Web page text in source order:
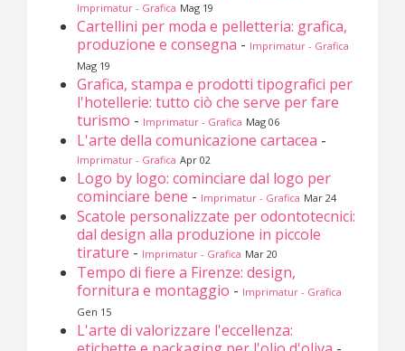
Imprimatur - Grafica Mag 19
Cartellini per moda e pelletteria: grafica,
produzione e consegna - Imprimatur - Grafica
Mag 19
Grafica, stampa e prodotti tipografici per
l'hotellerie: tutto ciò che serve per fare
turismo - Imprimatur - Grafica Mag 06
L'arte della comunicazione cartacea -
Imprimatur - Grafica Apr 02
Logo by logo: cominciare dal logo per
cominciare bene - Imprimatur - Grafica Mar 24
Scatole personalizzate per odontotecnici:
dal design alla produzione in piccole
tirature - Imprimatur - Grafica Mar 20
Tempo di fiere a Firenze: design,
fornitura e montaggio - Imprimatur - Grafica
Gen 15
L'arte di valorizzare l'eccellenza: